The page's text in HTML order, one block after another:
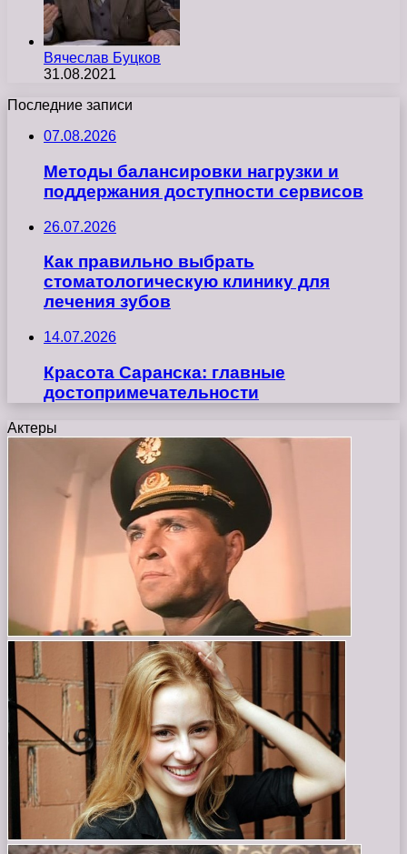
Вячеслав Буцков
31.08.2021
Последние записи
07.08.2026
Методы балансировки нагрузки и
поддержания доступности сервисов
26.07.2026
Как правильно выбрать
стоматологическую клинику для
лечения зубов
14.07.2026
Красота Саранска: главные
достопримечательности
Актеры